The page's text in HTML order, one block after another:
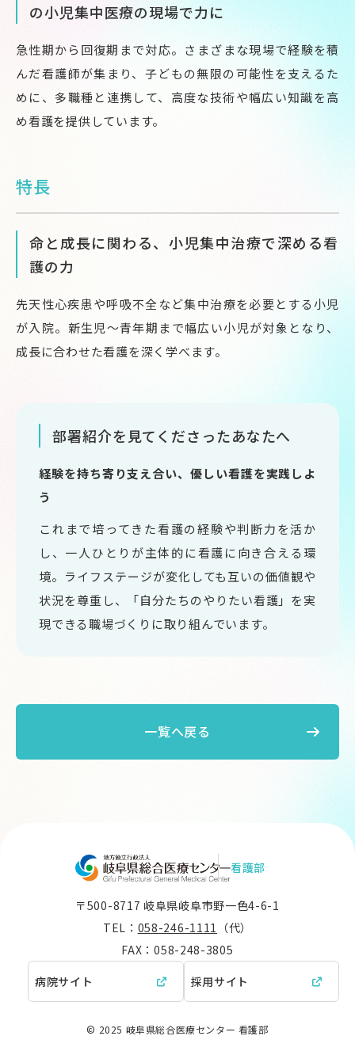
の小児集中医療の現場で力に
急性期から回復期まで対応。さまざまな現場で経験を積
んだ看護師が集まり、子どもの無限の可能性を支えるた
めに、多職種と連携して、高度な技術や幅広い知識を高
め看護を提供しています。
特長
命と成長に関わる、小児集中治療で深める看
護の力
先天性心疾患や呼吸不全など集中治療を必要とする小児
が入院。新生児～青年期まで幅広い小児が対象となり、
成長に合わせた看護を深く学べます。
部署紹介を見てくださったあなたへ
経験を持ち寄り支え合い、優しい看護を実践しよ
う
これまで培ってきた看護の経験や判断力を活か
し、一人ひとりが主体的に看護に向き合える環
境。ライフステージが変化しても互いの価値観や
状況を尊重し、「自分たちのやりたい看護」を実
現できる職場づくりに取り組んでいます。
一覧へ戻る
看護部
〒500-8717 岐阜県岐阜市野一色4-6-1
TEL： 058-246-1111
（代）
FAX：058-248-3805
病院サイト
採用サイト
© 2025 岐阜県総合医療センター 看護部